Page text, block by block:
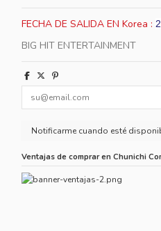
FECHA DE SALIDA EN Korea :
BIG HIT ENTERTAINMENT
Ventajas de comprar en Chunichi